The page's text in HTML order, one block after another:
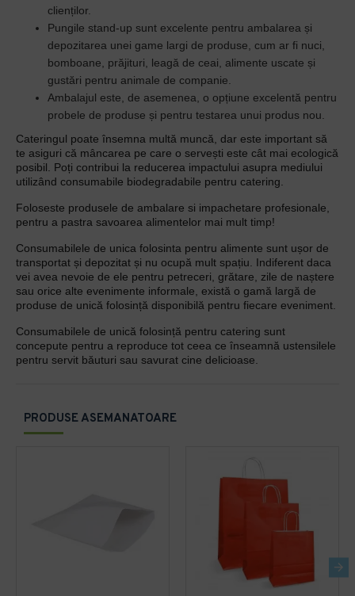
PRODUSE ASEMANATOARE
clienților.
Pungile stand-up sunt excelente pentru ambalarea și
depozitarea unei game largi de produse, cum ar fi nuci,
bomboane, prăjituri, leagă de ceai, alimente uscate și
gustări pentru animale de companie.
Ambalajul este, de asemenea, o opțiune excelentă pentru
probele de produse și pentru testarea unui produs nou.
Cateringul poate însemna multă muncă, dar este important să
te asiguri că mâncarea pe care o servești este cât mai ecologică
posibil. Poți contribui la reducerea impactului asupra mediului
utilizând consumabile biodegradabile pentru catering.
Foloseste produsele de ambalare si impachetare profesionale,
pentru a pastra savoarea alimentelor mai mult timp!
Consumabilele de unica folosinta pentru alimente sunt ușor de
transportat și depozitat și nu ocupă mult spațiu. Indiferent daca
vei avea nevoie de ele pentru petreceri, grătare, zile de naștere
sau orice alte evenimente informale, există o gamă largă de
produse de unică folosință disponibilă pentru fiecare eveniment.
Consumabilele de unică folosință pentru catering sunt
concepute pentru a reproduce tot ceea ce înseamnă ustensilele
pentru servit băuturi sau savurat cine delicioase.